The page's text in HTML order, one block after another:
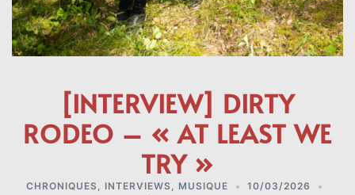
[INTERVIEW] DIRTY
RODEO – « AT LEAST WE
TRY »
CHRONIQUES , INTERVIEWS , MUSIQUE
10/03/2026